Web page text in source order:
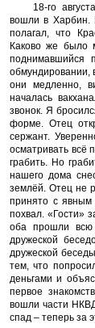
18-го
вошли в Харбин.
полагал, что
Каково же было
поднимавшийся
обмундировании,
они медленно,
началась
звонок. Я
форме. Отец
сержант.
осматривать всё
грабить. Но
нашего дома
землёй. Отец не
принято с явным
похвал. «Гости»
оба прошли
дружеской
дружеской
тем, что
деньгами и
первое
вошли части
спад – теперь за